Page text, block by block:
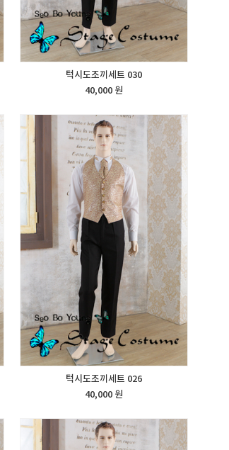
턱시도조끼세트 030
40,000 원
턱시도조끼세트 026
40,000 원